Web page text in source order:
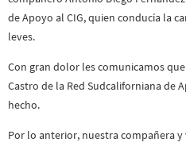
de Apoyo al CIG, quien conducía la
leves.
Con gran dolor les comunicamos
Castro de la Red Sudcaliforniana de
hecho.
Por lo anterior, nuestra compañera